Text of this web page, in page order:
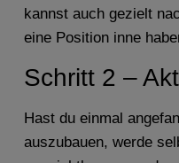
kannst auch gezielt
eine Position inne
Schritt 2 –
Hast du einmal
auszubauen, werde